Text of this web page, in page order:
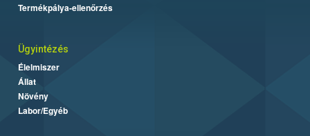
Termékpálya-ellenőrzés
Ügyintézés
Élelmiszer
Állat
Növény
Labor/Egyéb